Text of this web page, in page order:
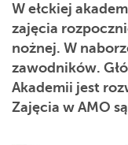
W ełckiej
zajęcia
nożnej. W
zawodników.
Akademii jest
Zajęcia w AMO